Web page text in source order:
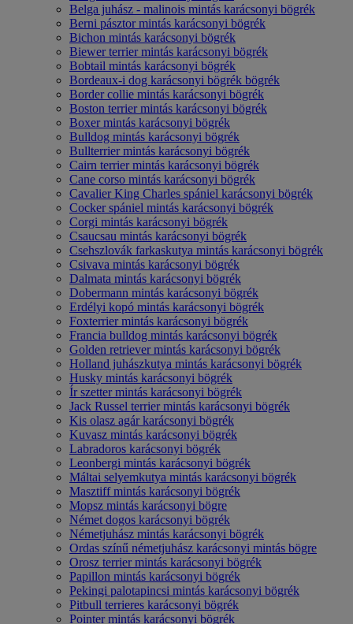
Belga juhász - malinois mintás karácsonyi bögrék
Berni pásztor mintás karácsonyi bögrék
Bichon mintás karácsonyi bögrék
Biewer terrier mintás karácsonyi bögrék
Bobtail mintás karácsonyi bögrék
Bordeaux-i dog karácsonyi bögrék bögrék
Border collie mintás karácsonyi bögrék
Boston terrier mintás karácsonyi bögrék
Boxer mintás karácsonyi bögrék
Bulldog mintás karácsonyi bögrék
Bullterrier mintás karácsonyi bögrék
Cairn terrier mintás karácsonyi bögrék
Cane corso mintás karácsonyi bögrék
Cavalier King Charles spániel karácsonyi bögrék
Cocker spániel mintás karácsonyi bögrék
Corgi mintás karácsonyi bögrék
Csaucsau mintás karácsonyi bögrék
Csehszlovák farkaskutya mintás karácsonyi bögrék
Csivava mintás karácsonyi bögrék
Dalmata mintás karácsonyi bögrék
Dobermann mintás karácsonyi bögrék
Erdélyi kopó mintás karácsonyi bögrék
Foxterrier mintás karácsonyi bögrék
Francia bulldog mintás karácsonyi bögrék
Golden retriever mintás karácsonyi bögrék
Holland juhászkutya mintás karácsonyi bögrék
Husky mintás karácsonyi bögrék
Ír szetter mintás karácsonyi bögrék
Jack Russel terrier mintás karácsonyi bögrék
Kis olasz agár karácsonyi bögrék
Kuvasz mintás karácsonyi bögrék
Labradoros karácsonyi bögrék
Leonbergi mintás karácsonyi bögrék
Máltai selyemkutya mintás karácsonyi bögrék
Masztiff mintás karácsonyi bögrék
Mopsz mintás karácsonyi bögre
Német dogos karácsonyi bögrék
Németjuhász mintás karácsonyi bögrék
Ordas színű németjuhász karácsonyi mintás bögre
Orosz terrier mintás karácsonyi bögrék
Papillon mintás karácsonyi bögrék
Pekingi palotapincsi mintás karácsonyi bögrék
Pitbull terrieres karácsonyi bögrék
Pointer mintás karácsonyi bögrék